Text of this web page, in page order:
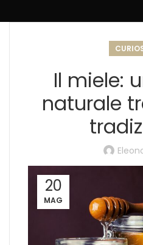
Il miele:
naturale
20
MAG